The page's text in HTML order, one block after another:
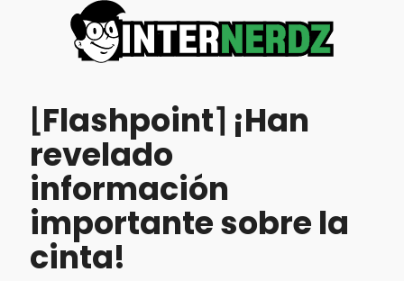
⌊Flashpoint⌉ ¡Han
revelado
información
importante sobre la
cinta!